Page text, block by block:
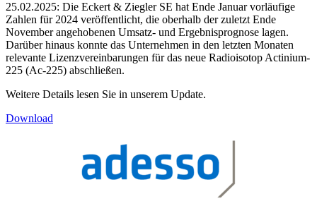
25.02.2025: Die Eckert & Ziegler SE hat Ende Januar vorläufige
Zahlen für 2024 veröffentlicht, die oberhalb der zuletzt Ende
November angehobenen Umsatz- und Ergebnisprognose lagen.
Darüber hinaus konnte das Unternehmen in den letzten Monaten
relevante Lizenzvereinbarungen für das neue Radioisotop Actinium-
225 (Ac-225) abschließen.
Weitere Details lesen Sie in unserem Update.
Download